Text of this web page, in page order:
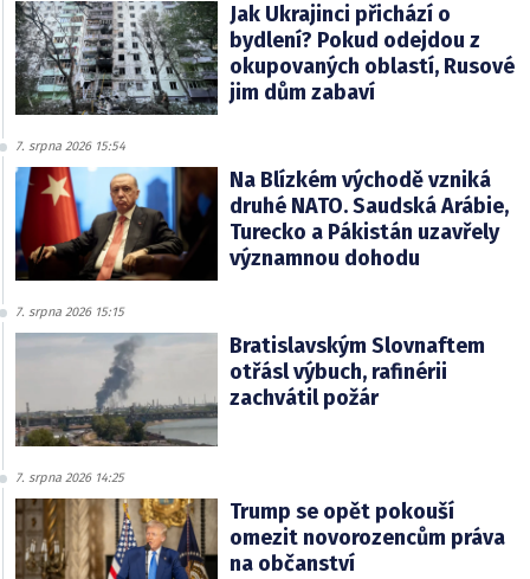
Jak Ukrajinci přichází o
bydlení? Pokud odejdou z
okupovaných oblastí, Rusové
jim dům zabaví
7. srpna 2026 15:54
Na Blízkém východě vzniká
druhé NATO. Saudská Arábie,
Turecko a Pákistán uzavřely
významnou dohodu
7. srpna 2026 15:15
Bratislavským Slovnaftem
otřásl výbuch, rafinérii
zachvátil požár
7. srpna 2026 14:25
Trump se opět pokouší
omezit novorozencům práva
na občanství